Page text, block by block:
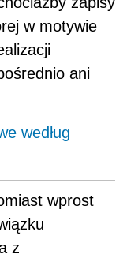
w motywie
ani
według
wprost
z